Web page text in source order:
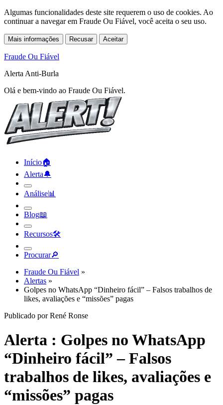
Algumas funcionalidades deste site requerem o uso de cookies. Ao
continuar a navegar em Fraude Ou Fiável, você aceita o seu uso.
Mais informações Recusar Aceitar
Fraude Ou Fiável
Alerta Anti-Burla
Olá e bem-vindo ao Fraude Ou Fiável.
Início🏠︎
Alerta🔔︎
Análise📊︎
Blog📖︎
Recursos🛠︎
Procurar🔎︎
Fraude Ou Fiável »
Alertas »
Golpes no WhatsApp “Dinheiro fácil” – Falsos trabalhos de
likes, avaliações e “missões” pagas
Publicado por René Ronse
Alerta : Golpes no WhatsApp
“Dinheiro fácil” – Falsos
trabalhos de likes, avaliações e
“missões” pagas